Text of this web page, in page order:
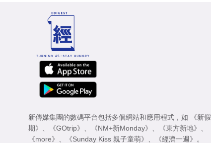
新傳媒集團的數碼平台包括多個網站和應用程式，如
《新假
期》
《GOtrip》 《NM+新Monday》 《東方新地》
《more》
《Sunday Kiss 親子童萌》 《經濟一週》 。